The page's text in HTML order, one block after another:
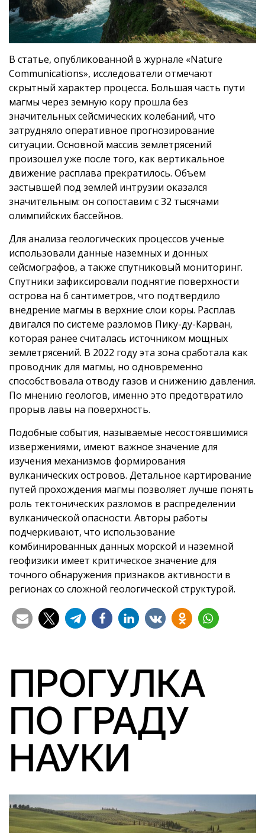
В статье, опубликованной в журнале «Nature
Communications», исследователи отмечают
скрытный характер процесса. Большая часть пути
магмы через земную кору прошла без
значительных сейсмических колебаний, что
затрудняло оперативное прогнозирование
ситуации. Основной массив землетрясений
произошел уже после того, как вертикальное
движение расплава прекратилось. Объем
застывшей под землей интрузии оказался
значительным: он сопоставим с 32 тысячами
олимпийских бассейнов.
Для анализа геологических процессов ученые
использовали данные наземных и донных
сейсмографов, а также спутниковый мониторинг.
Спутники зафиксировали поднятие поверхности
острова на 6 сантиметров, что подтвердило
внедрение магмы в верхние слои коры. Расплав
двигался по системе разломов Пику-ду-Карван,
которая ранее считалась источником мощных
землетрясений. В 2022 году эта зона сработала как
проводник для магмы, но одновременно
способствовала отводу газов и снижению давления.
По мнению геологов, именно это предотвратило
прорыв лавы на поверхность.
Подобные события, называемые несостоявшимися
извержениями, имеют важное значение для
изучения механизмов формирования
вулканических островов. Детальное картирование
путей прохождения магмы позволяет лучше понять
роль тектонических разломов в распределении
вулканической опасности. Авторы работы
подчеркивают, что использование
комбинированных данных морской и наземной
геофизики имеет критическое значение для
точного обнаружения признаков активности в
регионах со сложной геологической структурой.
ПРОГУЛКА
ПО ГРАДУ
НАУКИ